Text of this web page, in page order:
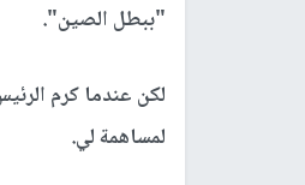
"ببطل الصين".
لكن عندما كرم
لمساهمة لي.